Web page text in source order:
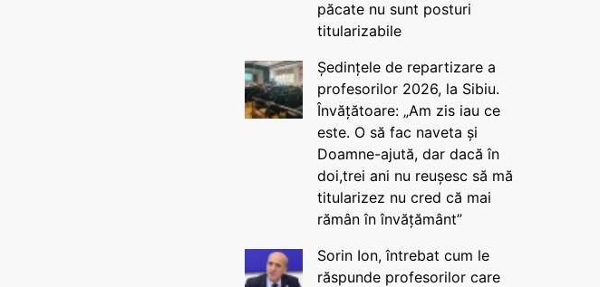
păcate nu sunt posturi
titularizabile
Ședințele de repartizare a
profesorilor 2026, la Sibiu.
Învățătoare: „Am zis iau ce
este. O să fac naveta și
Doamne-ajută, dar dacă în
doi,trei ani nu reușesc să mă
titularizez nu cred că mai
rămân în învățământ”
Sorin Ion, întrebat cum le
răspunde profesorilor care